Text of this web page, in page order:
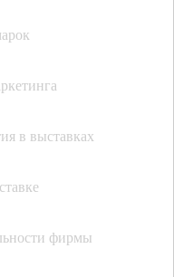
в выставках
фирмы